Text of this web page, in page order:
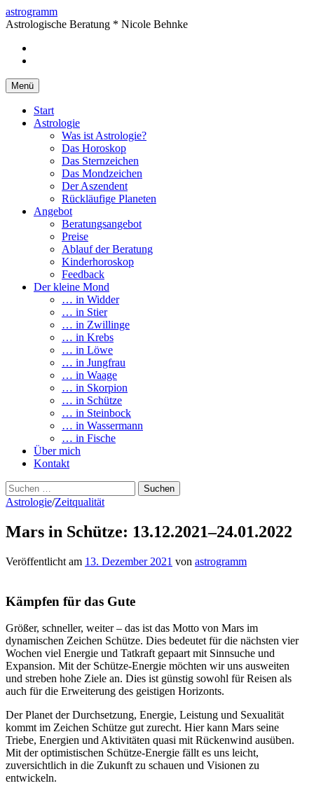
Springe
zum
astrogramm
Astrologische Beratung * Nicole Behnke
Menü
Start
Astrologie
Was ist Astrologie?
Das Horoskop
Das Sternzeichen
Das Mondzeichen
Der Aszendent
Rückläufige Planeten
Angebot
Beratungsangebot
Preise
Ablauf der Beratung
Kinderhoroskop
Feedback
Der kleine Mond
… in Widder
… in Stier
… in Zwillinge
… in Krebs
… in Löwe
… in Jungfrau
… in Waage
… in Skorpion
… in Schütze
… in Steinbock
… in Wassermann
… in Fische
Über mich
Kontakt
Suchen
nach:
Astrologie/Zeitqualität
Mars in Schütze: 13.12.2021–24.01.2022
Veröffentlicht am 13. Dezember 2021 von astrogramm
Kämpfen für das Gute
Größer, schneller, weiter – das ist das Motto von Mars im
dynamischen Zeichen Schütze. Dies bedeutet für die nächsten vier
Wochen viel Energie und Tatkraft gepaart mit Sinnsuche und
Expansion. Mit der Schütze-Energie möchten wir uns ausweiten
und streben hohe Ziele an. Dies ist günstig sowohl für Reisen als
auch für die Erweiterung des geistigen Horizonts.
Der Planet der Durchsetzung, Energie, Leistung und Sexualität
kommt im Zeichen Schütze gut zurecht. Hier kann Mars seine
Triebe, Energien und Aktivitäten quasi mit Rückenwind ausüben.
Mit der optimistischen Schütze-Energie fällt es uns leicht,
zuversichtlich in die Zukunft zu schauen und Visionen zu
entwickeln.